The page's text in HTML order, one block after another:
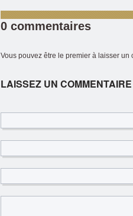
0 commentaires
Vous pouvez être le premier à laisser un
LAISSEZ UN COMMENTAIRE